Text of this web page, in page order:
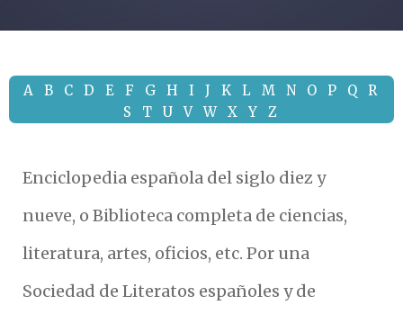
A B C D E F G H I J K L M N O P Q
R
S
T U V W X Y Z
Enciclopedia española del siglo diez y
nueve, o Biblioteca completa de ciencias,
literatura, artes, oficios, etc. Por una
Sociedad de Literatos españoles y de